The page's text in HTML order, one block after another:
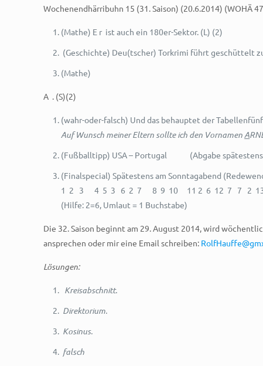
Wochenendhärribuhn 15 (31. Saison) (20.6.2014) (WOHÄ
(Mathe) E r ist auch ein 180er-Sektor. (L) (2)
(Geschichte) Deu(tscher) Torkrimi führt geschüttelt
(Mathe)
A . (S)(2)
(wahr-oder-falsch) Und das behauptet der
Auf Wunsch meiner Eltern sollte ich den VornamenA
(Fußballtipp) USA – Portugal (Abgabe spätestens
(Finalspecial) Spätestens am Sonntagabend
1 2 3 4 5 3 6 2 7 8 9 10 11 2 6 12 7 7 2
(Hilfe: 2=6, Umlaut = 1 Buchstabe)
Die 32. Saison beginnt am 29. August 2014, wird
ansprechen oder mir eine Email schreiben:
Lösungen:
Kreisabschnitt.
Direktorium.
Kosinus.
falsch